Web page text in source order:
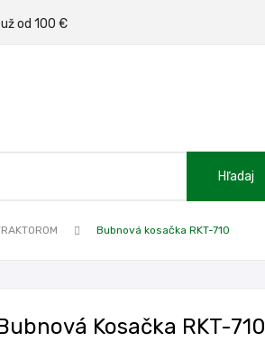
od 100 €
Hľadaj
Bubnová kosačka RKT-710
Kosačka RKT-710